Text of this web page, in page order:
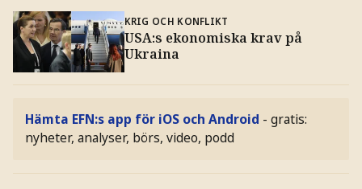
KRIG OCH KONFLIKT
USA:s ekonomiska krav på
Ukraina
Hämta EFN:s app för iOS och Android - gratis:
nyheter, analyser, börs, video, podd